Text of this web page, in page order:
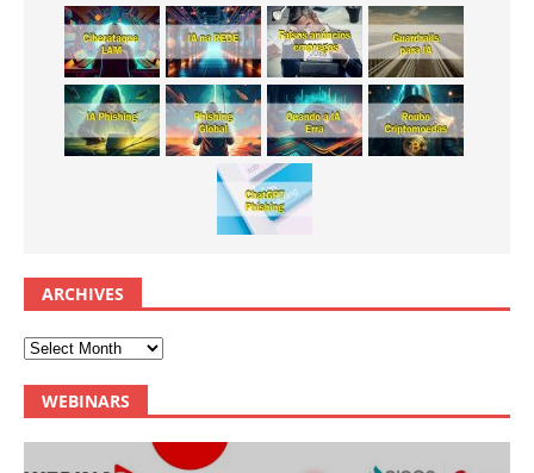
ARCHIVES
WEBINARS